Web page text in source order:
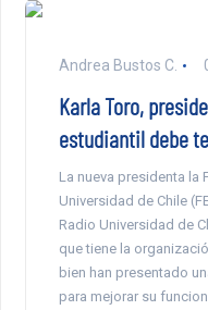
Andrea Bustos C.
Karla Toro,
estudiantil debe
La nueva presidenta la
Universidad de Chile
Radio Universidad de
que tiene la
bien han presentado
para mejorar su